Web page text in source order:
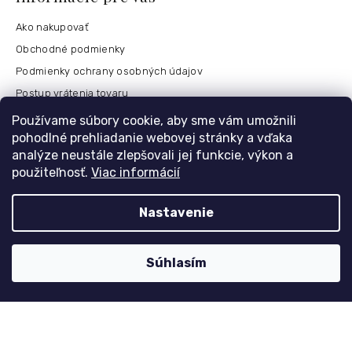
Používame súbory cookie, aby sme vám umožnili
pohodlné prehliadanie webovej stránky a vďaka
analýze neustále zlepšovali jej funkcie, výkon a
použiteľnosť. Viac informácií
Nastavenie
Súhlasím
Ako nakupovať
Obchodné podmienky
Podmienky ochrany osobných údajov
Postup vrátenia tovaru
Česko
Môj účet
Přihlášení